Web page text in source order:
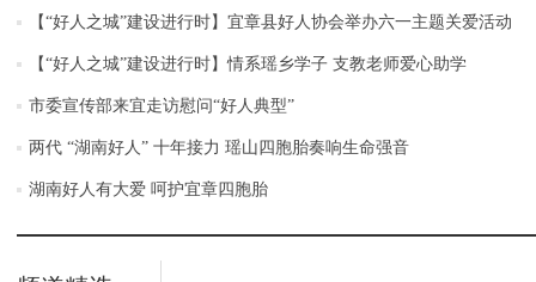
【“好人之城”建设进行时】宜章县好人协会举办六一主题关爱活动
【“好人之城”建设进行时】情系瑶乡学子 支教老师爱心助学
市委宣传部来宜走访慰问“好人典型”
两代 “湖南好人” 十年接力 瑶山四胞胎奏响生命强音
湖南好人有大爱 呵护宜章四胞胎